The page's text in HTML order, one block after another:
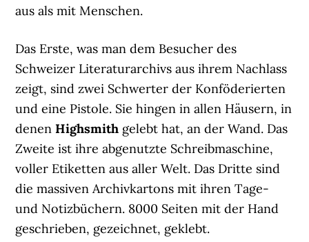
aus als mit Menschen.
Das Erste, was man dem Besucher des
Schweizer Literaturarchivs aus ihrem Nachlass
zeigt, sind zwei Schwerter der Konföderierten
und eine Pistole. Sie hingen in allen Häusern, in
denenHighsmith gelebt hat, an der Wand. Das
Zweite ist ihre abgenutzte Schreibmaschine,
voller Etiketten aus aller Welt. Das Dritte sind
die massiven Archivkartons mit ihren Tage-
und Notizbüchern. 8000 Seiten mit der Hand
geschrieben, gezeichnet, geklebt.